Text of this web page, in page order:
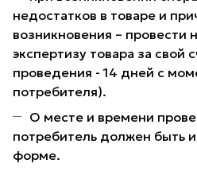
недостатков в товаре и
возникновения – провести
экспертизу товара за свой
проведения - 14 дней с
потребителя).
О месте и времени
потребитель должен быть
форме.